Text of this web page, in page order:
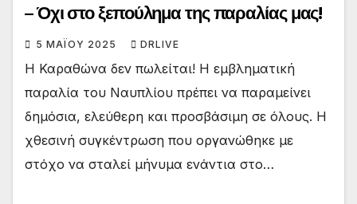
– Όχι στο ξεπούλημα της παραλίας μας!
5 ΜΑΪ́ΟΥ 2025 DRLIVE
Η Καραθώνα δεν πωλείται! Η εμβληματική
παραλία του Ναυπλίου πρέπει να παραμείνει
δημόσια, ελεύθερη και προσβάσιμη σε όλους. Η
χθεσινή συγκέντρωση που οργανώθηκε με
στόχο να σταλεί μήνυμα ενάντια στο…